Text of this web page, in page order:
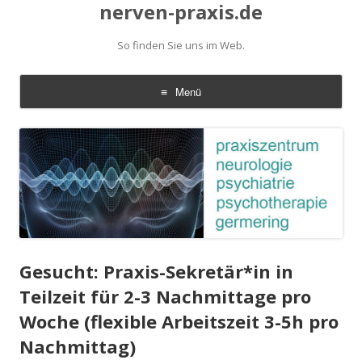
nerven-praxis.de
So finden Sie uns im Web.
Menü
Zum
Inhalt
springen
Gesucht: Praxis-Sekretär*in in
Teilzeit für 2-3 Nachmittage pro
Woche (flexible Arbeitszeit 3-5h pro
Nachmittag)